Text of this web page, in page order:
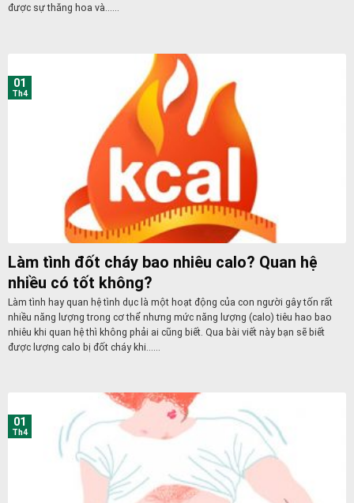
được sự thăng hoa và......
Làm tình đốt cháy bao nhiêu calo? Quan hệ
nhiều có tốt không?
Làm tình hay quan hệ tình dục là một hoạt động của con người gây tốn rất
nhiều năng lượng trong cơ thể nhưng mức năng lượng (calo) tiêu hao bao
nhiêu khi quan hệ thì không phải ai cũng biết. Qua bài viết này bạn sẽ biết
được lượng calo bị đốt cháy khi......
01
Th4
01
Th4